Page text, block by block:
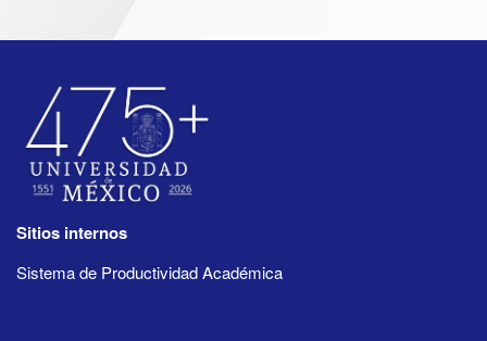
Sitios internos
Sistema de Productividad Académica